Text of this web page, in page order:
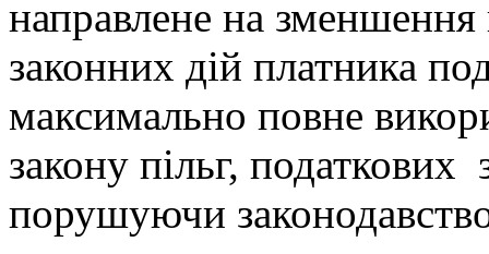
направлене на
законних дій платника
максимально повне
закону пільг, податкових
порушуючи